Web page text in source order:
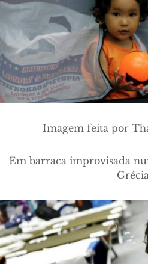
Imagem feita por
Em barraca improvisada